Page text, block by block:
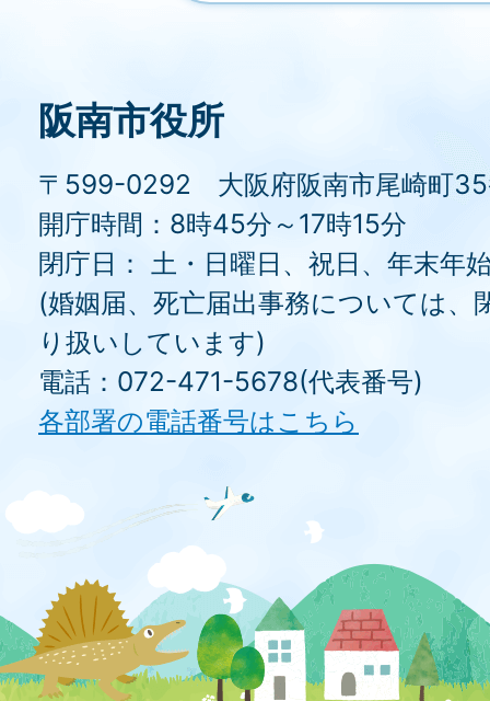
阪南市役所
〒599-0292 大阪府阪南市尾崎町35
開庁時間：8時45分～17時15分
閉庁日： 土・日曜日、祝日、年末年
(婚姻届、死亡届出事務については、
り扱いしています)
電話：072-471-5678(代表番号)
各部署の電話番号はこちら